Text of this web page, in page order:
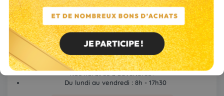
EntrepôtÎle de France - Bréval
ZA le Val d’Agé, 05 rue du Vieux Chêne, 78 980
Bréval
Nos horaires d’ouvertures :
Du lundi au vendredi : 8h - 17h30